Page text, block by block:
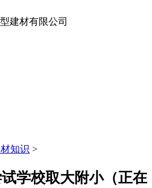
知识 >
学校取大附小（正在